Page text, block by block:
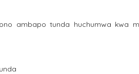
ambapo tunda huchumwa kwa